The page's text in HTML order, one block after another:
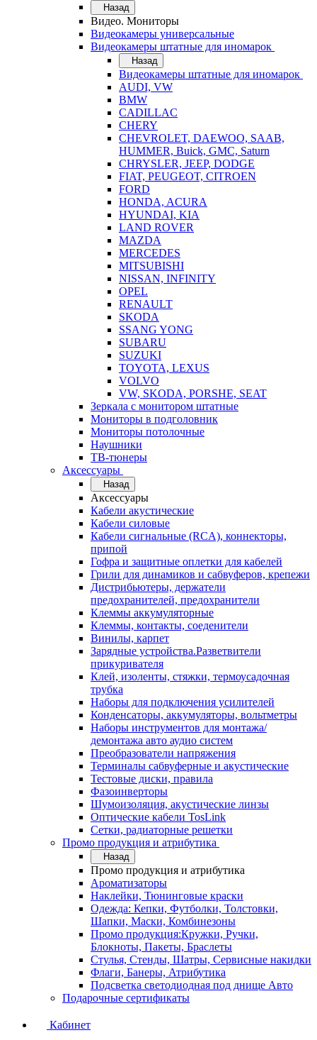
Назад
Видео. Мониторы
Видеокамеры универсальные
Видеокамеры штатные для иномарок
Назад
Видеокамеры штатные для иномарок
AUDI, VW
BMW
CADILLAC
CHERY
CHEVROLET, DAEWOO, SAAB,
HUMMER, Buick, GMC, Saturn
CHRYSLER, JEEP, DODGE
FIAT, PEUGEOT, CITROEN
FORD
HONDA, ACURA
HYUNDAI, KIA
LAND ROVER
MAZDA
MERCEDES
MITSUBISHI
NISSAN, INFINITY
OPEL
RENAULT
SKODA
SSANG YONG
SUBARU
SUZUKI
TOYOTA, LEXUS
VOLVO
VW, SKODA, PORSHE, SEAT
Зеркала с монитором штатные
Мониторы в подголовник
Мониторы потолочные
Наушники
ТВ-тюнеры
Аксессуары
Назад
Аксессуары
Кабели акустические
Кабели силовые
Кабели сигнальные (RCA), коннекторы,
припой
Гофра и защитные оплетки для кабелей
Грили для динамиков и сабвуферов, крепежи
Дистрибьютеры, держатели
предохранителей, предохранители
Клеммы аккумуляторные
Клеммы, контакты, соеденители
Винилы, карпет
Зарядные устройства.Разветвители
прикуривателя
Клей, изоленты, стяжки, термоусадочная
трубка
Наборы для подключения усилителей
Конденсаторы, аккумуляторы, вольтметры
Наборы инструментов для монтажа/
демонтажа авто аудио систем
Преобразователи напряжения
Терминалы сабвуферные и акустические
Тестовые диски, правила
Фазоинверторы
Шумоизоляция, акустические линзы
Оптические кабели TosLink
Сетки, радиаторные решетки
Промо продукция и атрибутика
Назад
Промо продукция и атрибутика
Ароматизаторы
Наклейки, Тюнинговые краски
Одежда: Кепки, Футболки, Толстовки,
Шапки, Маски, Комбинезоны
Промо продукция:Кружки, Ручки,
Блокноты, Пакеты, Браслеты
Стулья, Стенды, Шатры, Сервисные накидки
Флаги, Банеры, Атрибутика
Подсветка светодиодная под днище Авто
Подарочные сертификаты
Кабинет